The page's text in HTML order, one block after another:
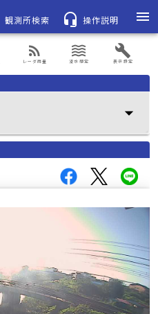
観測所検索 headset_mic 操作説明
menu
レーダ雨量
rss_feed
浸水想定
waves
表示設定
build
arrow_drop_down